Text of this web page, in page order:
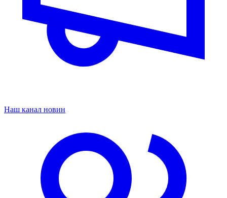
Наш канал новин